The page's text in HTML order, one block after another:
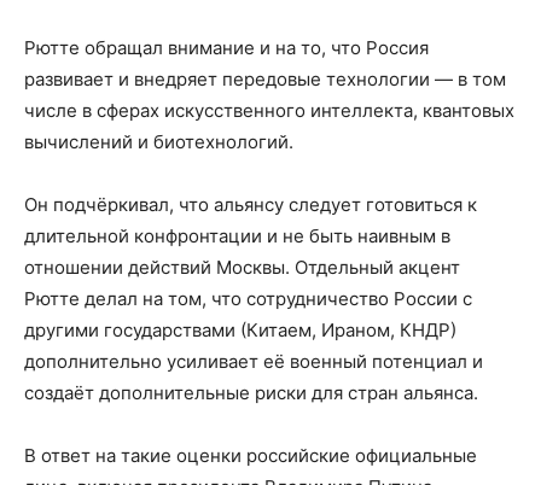
Рютте обращал внимание и на то, что Россия
развивает и внедряет передовые технологии — в том
числе в сферах искусственного интеллекта, квантовых
вычислений и биотехнологий.
Он подчёркивал, что альянсу следует готовиться к
длительной конфронтации и не быть наивным в
отношении действий Москвы. Отдельный акцент
Рютте делал на том, что сотрудничество России с
другими государствами (Китаем, Ираном, КНДР)
дополнительно усиливает её военный потенциал и
создаёт дополнительные риски для стран альянса.
В ответ на такие оценки российские официальные